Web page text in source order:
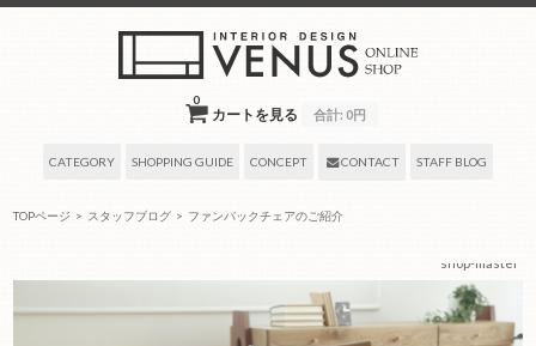
カートを見る
0
合計: 0円
CATEGORY SHOPPING GUIDE CONCEPT CONTACT STAFF BLOG
TOPページ > スタッフブログ > ファンバックチェアのご紹介
shop-master